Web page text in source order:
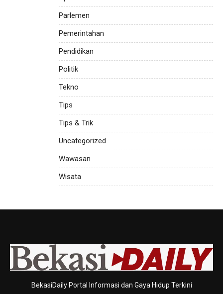
Parlemen
Pemerintahan
Pendidikan
Politik
Tekno
Tips
Tips & Trik
Uncategorized
Wawasan
Wisata
BekasiDaily Portal Informasi dan Gaya Hidup Terkini